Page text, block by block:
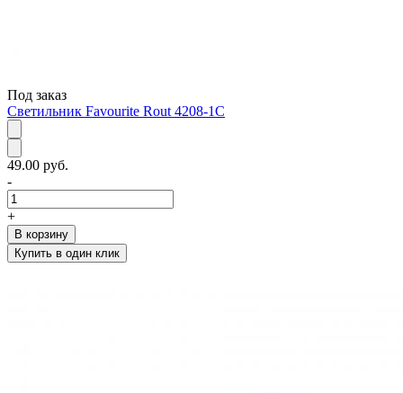
Под заказ
Светильник Favourite Rout 4208-1C
49.00 руб.
-
+
В корзину
Купить в один клик